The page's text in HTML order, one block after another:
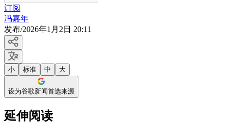
订阅
冯嘉年
发布/2026年1月2日 20:11
小 标准 中 大
设为谷歌新闻首选来源
延伸阅读